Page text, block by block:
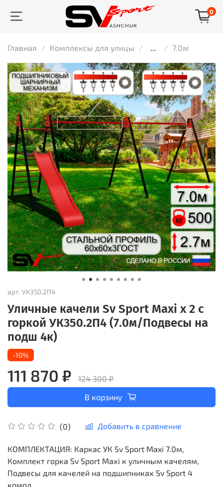
0
Главная Комплексы для улицы ... 7.0м
арт. УК350.2П4
Уличные качели Sv Sport Maxi х 2 с
горкой УК350.2П4 (7.0м/Подвесы на
подш 4к)
(0) Добавить в сравнение
-10%
111 870 ₽
124 300 ₽
В корзину
КОМПЛЕКТАЦИЯ: Каркас УК Sv Sport Maxi 7.0м,
Комплект горка Sv Sport Махi к уличным качелям,
Подвесы для качелей на подшипниках Sv Sport 4
компл.